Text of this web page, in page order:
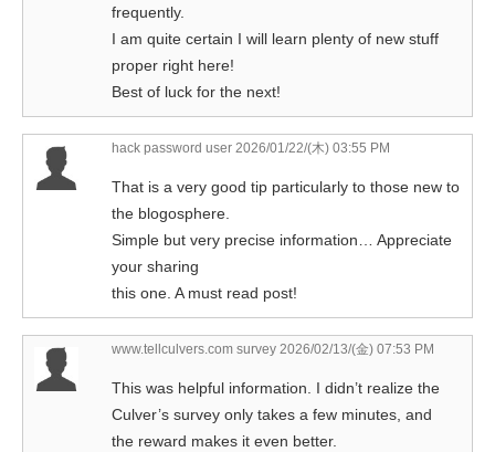
frequently.
I am quite certain I will learn plenty of new stuff
proper right here!
Best of luck for the next!
hack password user 2026/01/22/(木) 03:55 PM
That is a very good tip particularly to those new to
the blogosphere.
Simple but very precise information… Appreciate
your sharing
this one. A must read post!
www.tellculvers.com survey 2026/02/13/(金) 07:53 PM
This was helpful information. I didn’t realize the
Culver’s survey only takes a few minutes, and
the reward makes it even better.